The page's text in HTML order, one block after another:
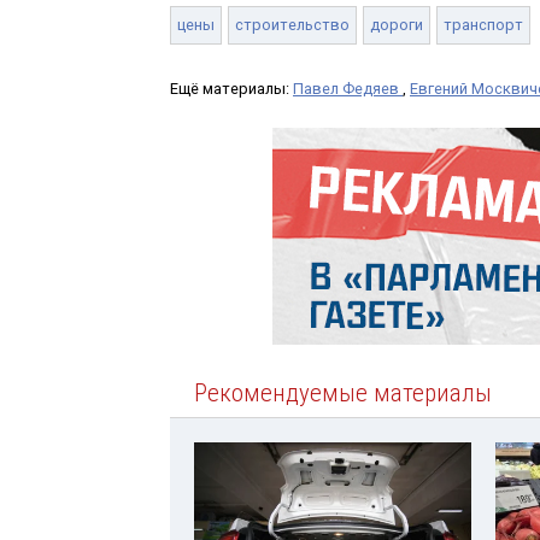
цены строительство дороги транспорт
Ещё материалы: Павел Федяев Евгений
Рекомендуемые материалы